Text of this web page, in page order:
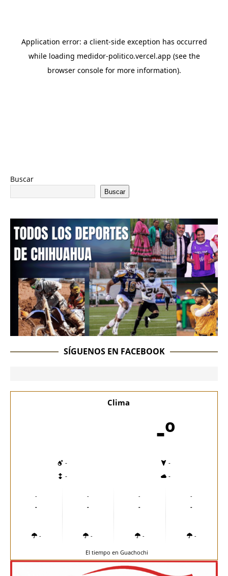
Buscar
Buscar
SÍGUENOS EN FACEBOOK
Clima
-º
-
-
-
-
-
-
-
-
-
-
-
-
-
-
-
-
El tiempo en Guachochi